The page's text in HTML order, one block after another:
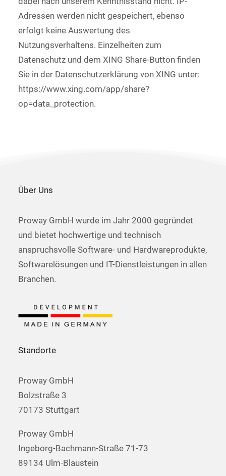
Adressen werden nicht gespeichert, ebenso
erfolgt keine Auswertung des
Nutzungsverhaltens. Einzelheiten zum
Datenschutz und dem XING Share-Button finden
Sie in der Datenschutzerklärung von XING unter:
https://www.xing.com/app/share?
op=data_protection.
Über Uns
Proway GmbH wurde im Jahr 2000 gegründet
und bietet hochwertige und technisch
anspruchsvolle Software- und Hardwareprodukte,
Softwarelösungen und IT-Dienstleistungen in allen
Branchen.
Standorte
Proway GmbH
Bolzstraße 3
70173 Stuttgart
Proway GmbH
Ingeborg-Bachmann-Straße 71-73
89134 Ulm-Blaustein